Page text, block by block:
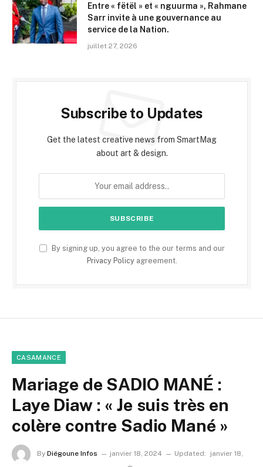
Entre « fëtël » et « nguurma », Rahmane
Sarr invite à une gouvernance au
service de la Nation.
juillet 27, 2026
Subscribe to Updates
Get the latest creative news from SmartMag
about art & design.
By signing up, you agree to the our terms and our
Privacy Policyagreement.
CASAMANCE
Mariage de SADIO MANÉ :
Laye Diaw : « Je suis très en
colère contre Sadio Mané »
By Diégoune Infos janvier 18, 2024 Updated:
janvier 18,